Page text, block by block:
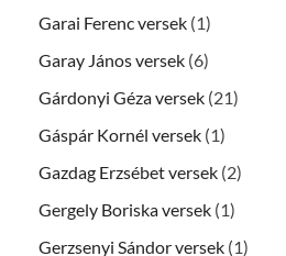
Garai Ferenc versek (1)
Garay János versek (6)
Gárdonyi Géza versek (21)
Gáspár Kornél versek (1)
Gazdag Erzsébet versek (2)
Gergely Boriska versek (1)
Gerzsenyi Sándor versek (1)